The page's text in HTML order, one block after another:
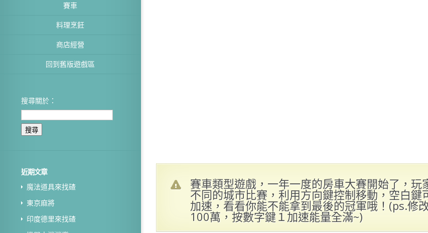
賽車
料理烹飪
商店經營
回到舊版遊戲區
搜尋關於：
近期文章
魔法道具來找碴
東京麻將
印度德里來找碴
賽車類型遊戲，一年一度的房車大賽開始了，玩
不同的城市比賽，利用方向鍵控制移動，空白鍵
加速，看看你能不能拿到最後的冠軍哦！(ps.修
100萬，按數字鍵１加速能量全滿~)